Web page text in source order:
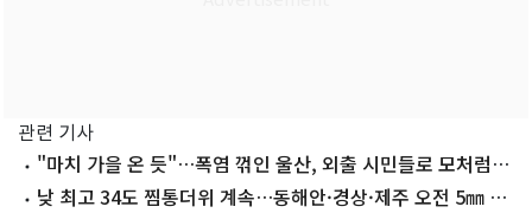
관련 기사
"마치 가을 온 듯"…폭염 꺾인 울산, 외출 시민들로 모처럼
'활기'
낮 최고 34도 찜통더위 계속…동해안·경상·제주 오전 5㎜ 비